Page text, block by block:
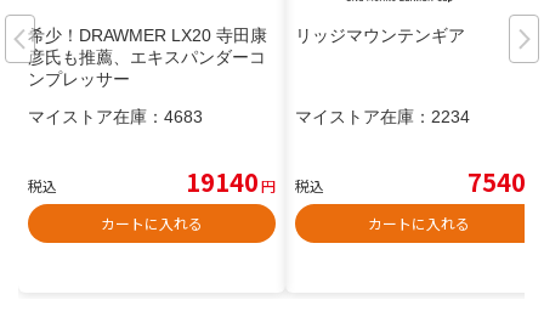
希少！DRAWMER LX20 寺田康
彦氏も推薦、エキスパンダーコ
ンプレッサー
マイストア在庫： 4683
税込 19140円
カートに入れる
リッジマウンテンギア
マイストア在庫： 2234
税込 7540
カートに入れる